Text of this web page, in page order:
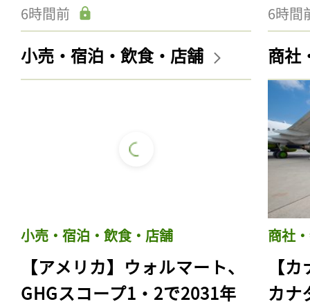
6時間前 6時間
小売・宿泊・飲食・店舗
小売・宿泊・飲食・店舗
【アメリカ】ウォルマート、
GHGスコープ1・2で2031年
商社
商社
【
カナ